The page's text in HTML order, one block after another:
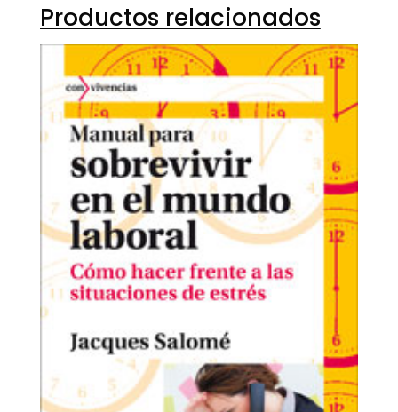
Productos relacionados